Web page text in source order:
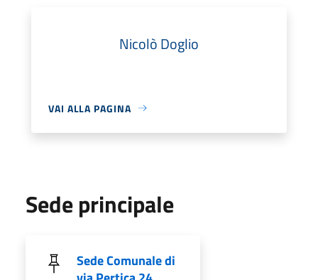
Nicolò Doglio
VAI ALLA PAGINA
Sede principale
Sede Comunale di